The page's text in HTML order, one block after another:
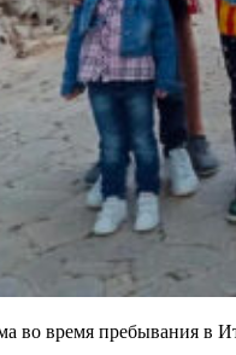
во время пребывания в